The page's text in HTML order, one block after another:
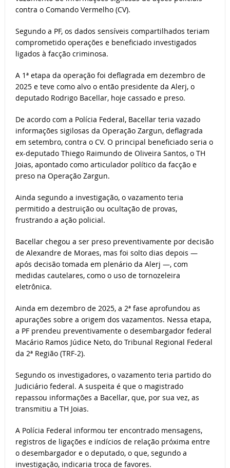
contra o Comando Vermelho (CV).
Segundo a PF, os dados sensíveis compartilhados teriam
comprometido operações e beneficiado investigados
ligados à facção criminosa.
A 1ª etapa da operação foi deflagrada em dezembro de
2025 e teve como alvo o então presidente da Alerj, o
deputado Rodrigo Bacellar, hoje cassado e preso.
De acordo com a Polícia Federal, Bacellar teria vazado
informações sigilosas da Operação Zargun, deflagrada
em setembro, contra o CV. O principal beneficiado seria o
ex-deputado Thiego Raimundo de Oliveira Santos, o TH
Joias, apontado como articulador político da facção e
preso na Operação Zargun.
Ainda segundo a investigação, o vazamento teria
permitido a destruição ou ocultação de provas,
frustrando a ação policial.
Bacellar chegou a ser preso preventivamente por decisão
de Alexandre de Moraes, mas foi solto dias depois —
após decisão tomada em plenário da Alerj —, com
medidas cautelares, como o uso de tornozeleira
eletrônica.
Ainda em dezembro de 2025, a 2ª fase aprofundou as
apurações sobre a origem dos vazamentos. Nessa etapa,
a PF prendeu preventivamente o desembargador federal
Macário Ramos Júdice Neto, do Tribunal Regional Federal
da 2ª Região (TRF-2).
Segundo os investigadores, o vazamento teria partido do
Judiciário federal. A suspeita é que o magistrado
repassou informações a Bacellar, que, por sua vez, as
transmitiu a TH Joias.
A Polícia Federal informou ter encontrado mensagens,
registros de ligações e indícios de relação próxima entre
o desembargador e o deputado, o que, segundo a
investigação, indicaria troca de favores.